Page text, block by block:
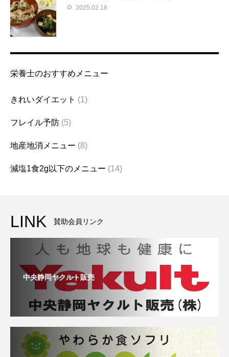
2025.02.18
栄養士のおすすめメニュー
きれいダイエット (1)
フレイル予防 (5)
地産地消メニュー (8)
減塩1食2g以下のメニュー (14)
LINK 賛助会員リンク
中央静岡ヤクルト販売